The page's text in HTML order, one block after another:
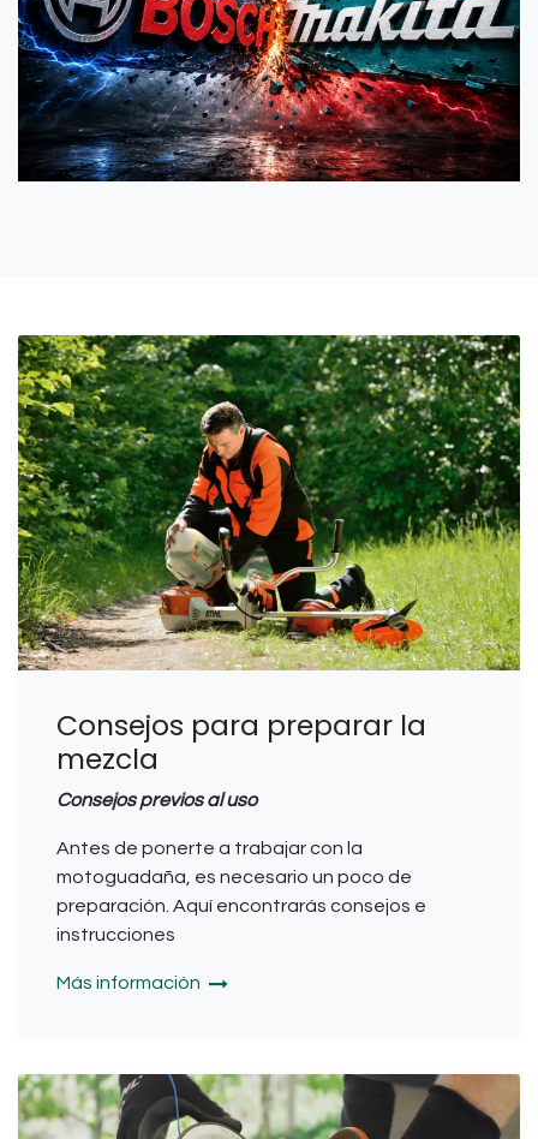
Consejos para preparar la
mezcla
Consejos previos al uso
Antes de ponerte a trabajar con la
motoguadaña, es necesario un poco de
preparación. Aquí encontrarás consejos e
instrucciones
Más información